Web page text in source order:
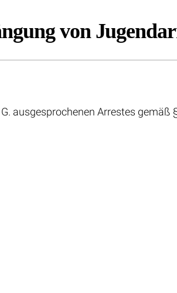
von
ausgesprochenen Arrestes gemäß